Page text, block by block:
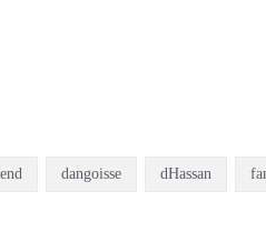
dangoisse dHassan